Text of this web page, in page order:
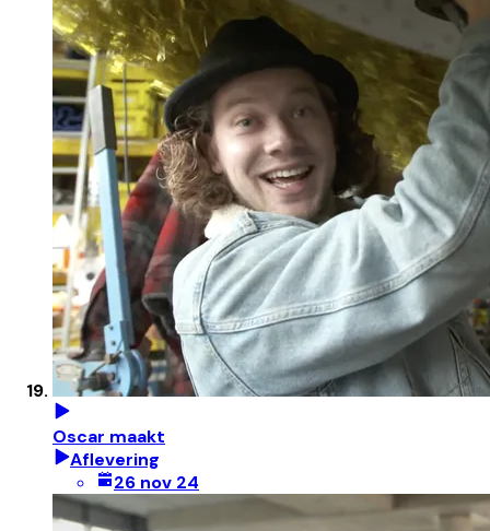
Oscar maakt
Aflevering
26 nov 24